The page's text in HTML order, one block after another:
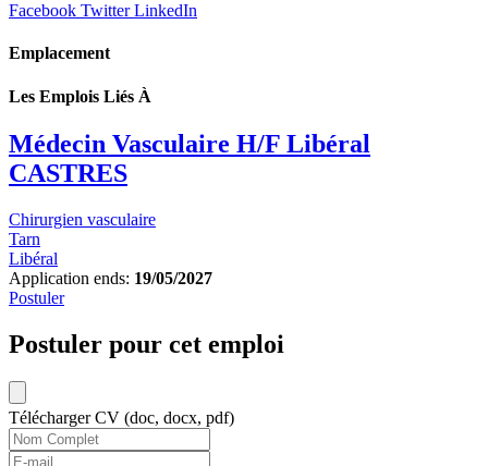
Facebook TwitterLinkedIn
Emplacement
Les Emplois Liés À
Médecin Vasculaire H/F Libéral
CASTRES
Chirurgien vasculaire
Tarn
Libéral
Application ends: 19/05/2027
Postuler
Postuler pour cet emploi
Télécharger CV (doc, docx, pdf)